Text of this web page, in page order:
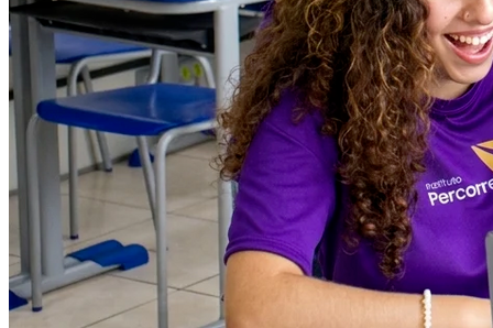
Grêmio